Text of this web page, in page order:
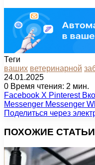
Теги
ваших ветеринарной
24.01.2025
0 Время чтения: 2 мин.
Facebook X Pinterest
Messenger Messenger
Поделиться через
ПОХОЖИЕ СТАТЬИ